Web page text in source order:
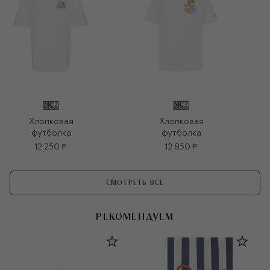
Хлопковая
футболка
12 250 ₽
Хлопковая
футболка
12 850 ₽
СМОТРЕТЬ ВСЕ
РЕКОМЕНДУЕМ